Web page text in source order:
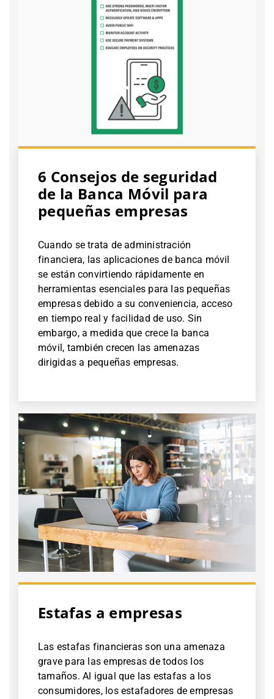
6 Consejos de seguridad
de la Banca Móvil para
pequeñas empresas
Cuando se trata de administración
financiera, las aplicaciones de banca móvil
se están convirtiendo rápidamente en
herramientas esenciales para las pequeñas
empresas debido a su conveniencia, acceso
en tiempo real y facilidad de uso. Sin
embargo, a medida que crece la banca
móvil, también crecen las amenazas
dirigidas a pequeñas empresas.
Estafas a empresas
Las estafas financieras son una amenaza
grave para las empresas de todos los
tamaños. Al igual que las estafas a los
consumidores, los estafadores de empresas